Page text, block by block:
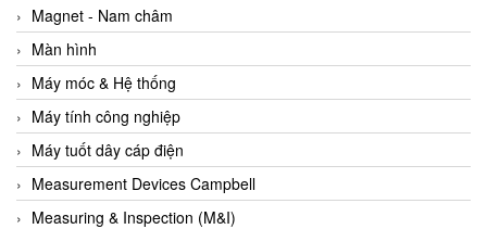
Bahr Modultechnik Vietnam
Balluff
BamBo Vietnam
Barel Vietnam
Barksdale
Bartec
Basco
Magnet - Nam châm
Màn hình
Máy móc & Hệ thống
Máy tính công nghiệp
Máy tuốt dây cáp điện
Measurement Devices Campbell
Measuring & Inspection (M&I)